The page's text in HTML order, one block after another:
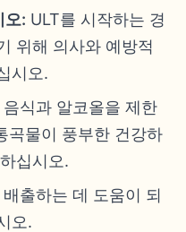
오: ULT를 시작하는 경
위해 의사와 예방적
시오.
식과 알코올을 제한
곡물이 풍부한 건강하
십시오.
출하는 데 도움이 되
오.